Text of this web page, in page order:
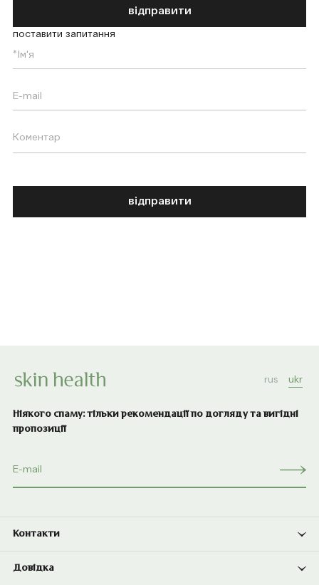
відправити
поставити запитання
відправити
rus ukr
Ніякого спаму: тільки рекомендації по догляду та вигідні
пропозиції
Контакти
Довідка